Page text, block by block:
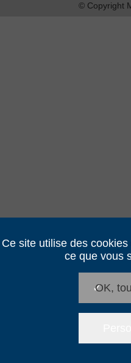
© Copyright
Ce site utilise des
ce que vous
✓
OK,